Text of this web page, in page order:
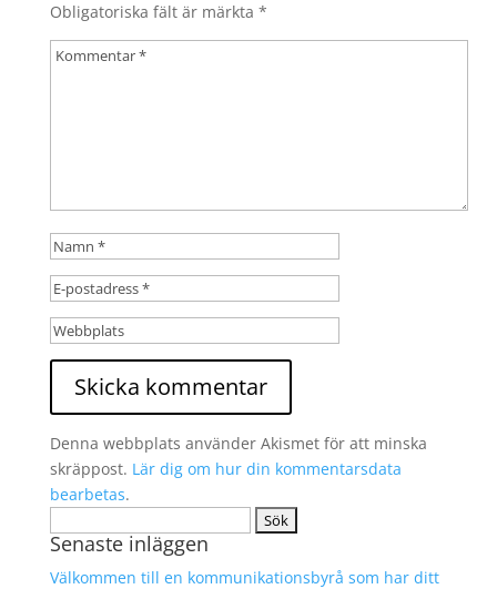
Obligatoriska fält är märkta *
Denna webbplats använder Akismet för att minska
skräppost. Lär dig om hur din kommentarsdata
bearbetas.
efter:
Senaste inläggen
Välkommen till en kommunikationsbyrå som har ditt